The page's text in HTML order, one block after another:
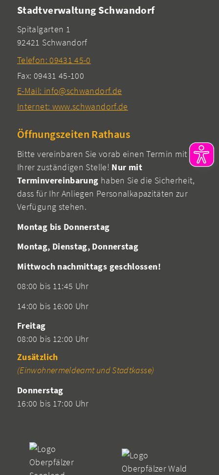
Stadtverwaltung Schwandorf
Spitalgarten 1
92421 Schwandorf
Telefon: 09431 45-0
Fax: 09431 45-100
E-Mail: info@schwandorf.de
Internet: www.schwandorf.de
Öffnungszeiten Rathaus
Bitte vereinbaren Sie vorab einen Termin mit
Ihrer zuständigen Stelle! Nur mit
Terminvereinbarung haben Sie die Sicherheit,
dass für Ihr Anliegen Personalkapazitäten zur
Verfügung stehen.
Montag bis Donnerstag
Montag, Dienstag, Donnerstag
Mittwoch nachmittags geschlossen!
08:00 bis 11:45 Uhr
14:00 bis 16:00 Uhr
Freitag
08:00 bis 12:00 Uhr
Zusätzlich
(Einwohnermeldeamt und Stadtkasse)
Donnerstag
16:00 bis 17:00 Uhr